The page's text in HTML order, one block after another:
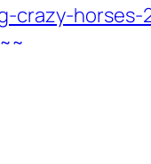
crazy-horses-